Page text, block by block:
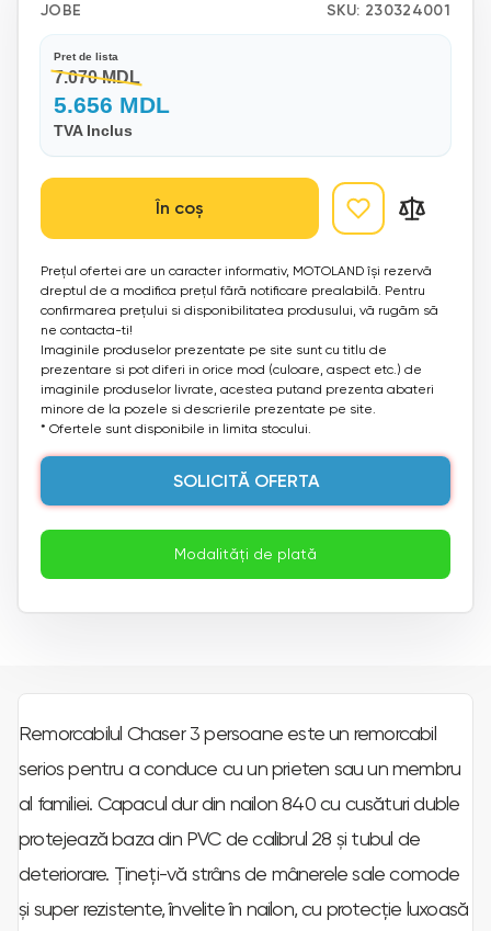
JOBE SKU: 230324001
Pret de lista
7.070 MDL
5.656 MDL
TVA Inclus
În coș
Prețul ofertei are un caracter informativ, MOTOLAND își rezervă
dreptul de a modifica prețul fără notificare prealabilă. Pentru
confirmarea prețului si disponibilitatea produsului, vă rugăm să
ne contacta-ti!
Imaginile produselor prezentate pe site sunt cu titlu de
prezentare si pot diferi in orice mod (culoare, aspect etc.) de
imaginile produselor livrate, acestea putand prezenta abateri
minore de la pozele si descrierile prezentate pe site.
* Ofertele sunt disponibile in limita stocului.
SOLICITĂ OFERTA
Modalități de plată
Remorcabilul Chaser 3 persoane este un remorcabil
serios pentru a conduce cu un prieten sau un membru
al familiei. Capacul dur din nailon 840 cu cusături duble
protejează baza din PVC de calibrul 28 și tubul de
deteriorare. Țineți-vă strâns de mânerele sale comode
și super rezistente, învelite în nailon, cu protecție luxoasă